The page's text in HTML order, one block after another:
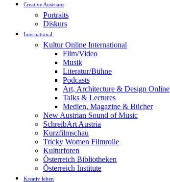
Creative Austrians
Portraits
Diskurs
International
Kultur Online International
Film/Video
Musik
Literatur/Bühne
Podcasts
Art, Architecture & Design Online
Talks & Lectures
Medien, Magazine & Bücher
New Austrian Sound of Music
SchreibArt Austria
Kurzfilmschau
Tricky Women Filmrolle
Kulturforen
Österreich Bibliotheken
Österreich Institute
Kreativ leben